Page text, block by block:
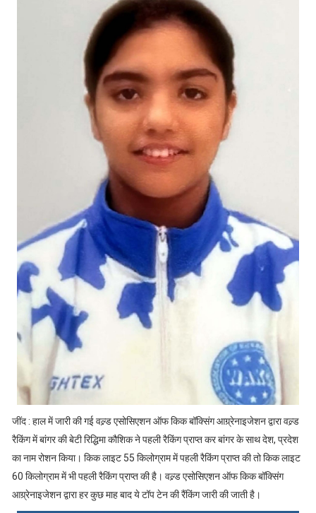
जींद : हाल में जारी की गई वल्र्ड एसोसिएशन ऑफ किक बॉक्सिंग आग्र्रेनाइजेशन द्वारा वल्र्ड
रैकिंग में बांगर की बेटी रिद्धिमा कौशिक ने पहली रैकिंग प्राप्त कर बांगर के साथ देश, प्रदेश
का नाम रोशन किया। किक लाइट 55 किलोग्राम में पहली रैकिंग प्राप्त की तो किक लाइट
60 किलोग्राम में भी पहली रैकिंग प्राप्त की है। वल्र्ड एसोसिएशन ऑफ किक बॉक्सिंग
आग्र्रेनाइजेशन द्वारा हर कुछ माह बाद ये टॉप टेन की रैंकिंग जारी की जाती है।